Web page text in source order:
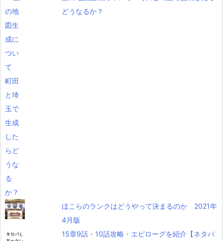
どうなるか？
ほこらのランクはどうやって決まるのか 2021年
4月版
15章9話・10話攻略・エピローグを紹介【ネタバ